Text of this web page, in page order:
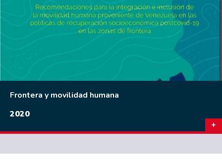
Frontera y movilidad humana
2020